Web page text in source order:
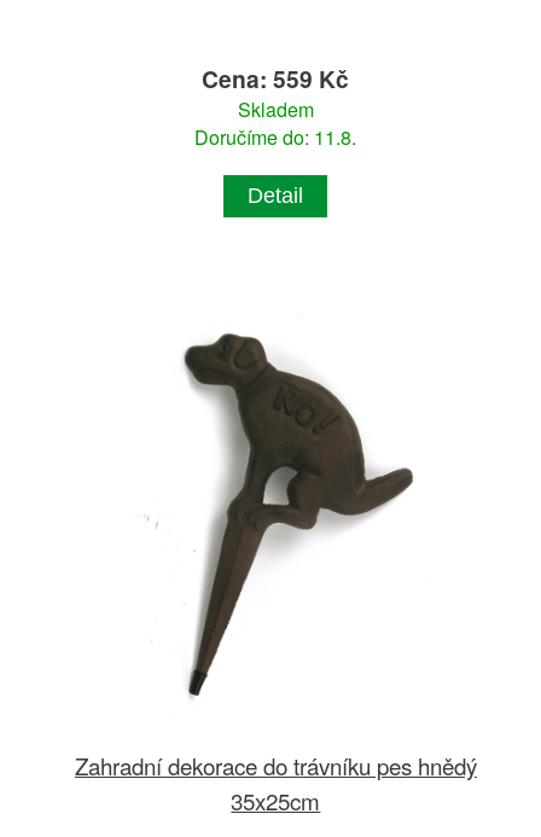
Cena: 559 Kč
Skladem
Doručíme do: 11.8.
Detail
Zahradní dekorace do trávníku pes hnědý
35x25cm